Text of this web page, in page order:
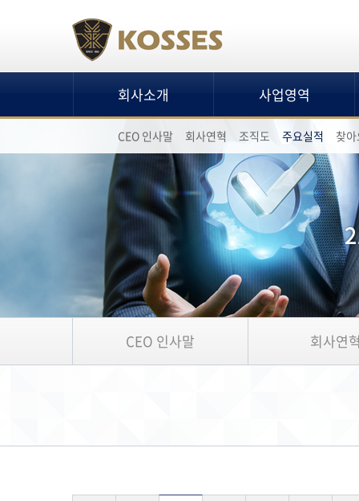
회사소개
CEO 인사말 회사연혁 조직도 주요실적 찾
사업영역
CEO 인사말 회사연